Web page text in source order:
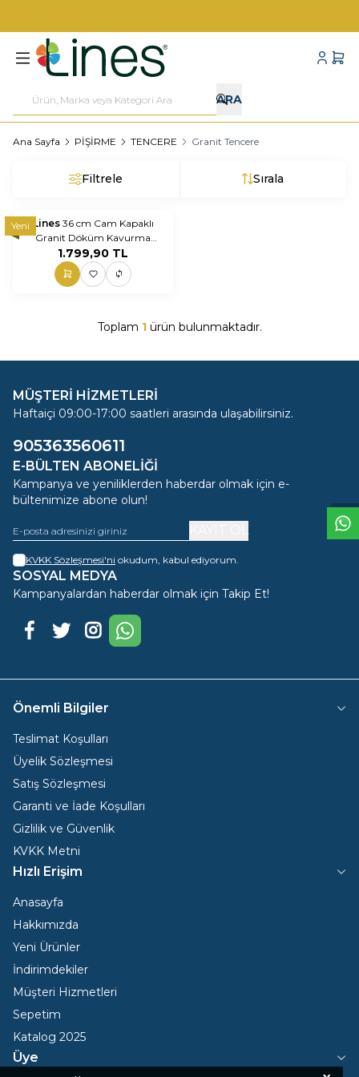
ARA
Ana Sayfa PİŞİRME TENCERE Granit Tencere
Filtrele Sırala
Yeni Lines 36 cm Cam Kapaklı
Granit Döküm Kavurma
Tenceresi – Yanmaz Yapışmaz
Derin Tencere
1.799,90 TL
Toplam 1ürün bulunmaktadır.
MÜŞTERİ HİZMETLERİ
Haftaiçi 09:00-17:00 saatleri arasında ulaşabilirsiniz.
905363560611
E-BÜLTEN ABONELIĞI
Kampanya ve yeniliklerden haberdar olmak için e-
bültenimize abone olun!
KVKK Sözleşmesi'ni okudum, kabul ediyorum.
SOSYAL MEDYA
Kampanyalardan haberdar olmak için Takip Et!
Facebook
Twitter InstagramWhatsApp
Önemli Bilgiler
Teslimat Koşulları
Üyelik Sözleşmesi
Satış Sözleşmesi
Garanti ve İade Koşulları
Gizlilik ve Güvenlik
KVKK Metni
Hızlı Erişim
Anasayfa
Hakkımızda
Yeni Ürünler
İndirimdekiler
Müşteri Hizmetleri
Sepetim
Katalog 2025
Üye